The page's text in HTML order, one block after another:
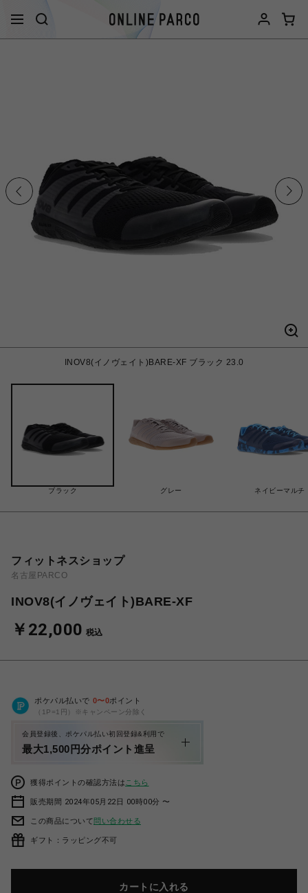
INOV8(イノヴェイト)BARE-XF ブラック 23.0
ブラック グレー ネイビーマルチ
フィットネスショップ
名古屋PARCO
INOV8(イノヴェイト)BARE-XF
￥22,000 税込
ポケパル払いで 0〜0ポイント
（1P=1円）※キャンペーン分除く
会員登録後、ポケパル払い初回登録&利用で
最大1,500円分ポイント進呈
獲得ポイントの確認方法は こちら
販売期間 2024年05月22日 00時00分 〜
この商品について問い合わせる
ギフト：ラッピング不可
カートに入れる